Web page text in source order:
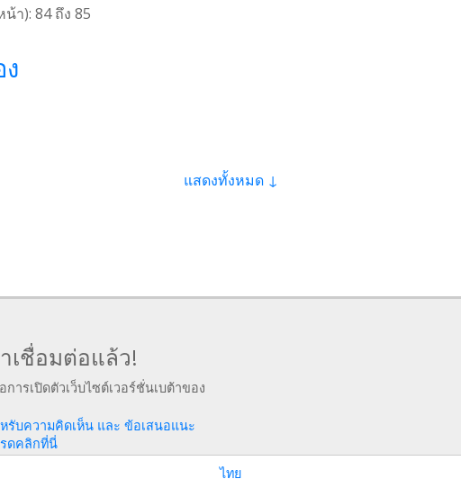
า): 84ถึง 85
แสดงทั้งหมด ↓
าเชื่อมต่อแล้ว!
การเปิดตัวเว็บไซต์เวอร์ชั่นเบต้าของ
รับความคิดเห็น และ ข้อเสนอแนะ
ดคลิกที่นี่
ไทย